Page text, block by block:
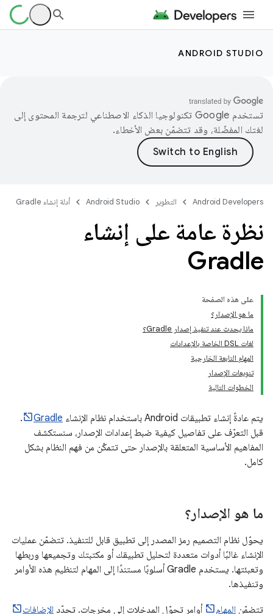
ANDROID STUDIO
تستخدم Google تكنولوجيا الذكاء الاصطناعي لترجمة المحتوى إلى
لغتك المفضّلة، وقد تتضمّن بعض الأخطاء.
Android Developers التطوير Android Studio أدلة إنشاء Gradle
نظرة عامة على إنشاء
Gradle
على هذه الصفحة
ما هو الإصدار؟
ماذا يحدث عند تنفيذ إصدار Gradle؟
لغات DSL الخاصة بالإعدادات
المهام التابعة الخارجية
تنويعات الإصدار
الخطوات التالية
يتم عادةً إنشاء تطبيقات Android باستخدام نظام الإنشاء Gradle
.
قبل التعرّف على تفاصيل كيفية ضبط إعدادات الإصدار، سنستكشف
المفاهيم الأساسية المتعلقة بالإصدار حتى تتمكّن من فهم النظام بشكل
كامل.
ما هو الإصدار؟
يحوّل نظام التصميم رمز المصدر إلى تطبيق قابل للتنفيذ. تتضمّن عمليات
الإنشاء غالبًا أدوات متعددة لتحليل تطبيقك أو مكتبتك وتجميعها وربطها
وتعبئتها. يستخدم Gradle أسلوبًا مستندًا إلى المهام لتنظيم هذه الأوامر
وتنفيذها.
تتضمّن المهام أوامر تحوّل المدخلات إلى مخرجات. تحدّد الإضافات